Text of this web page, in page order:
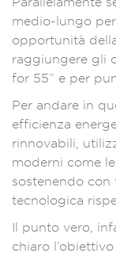
medio-lungo
opportunità
raggiungere gli
for 55” e per
Per andare in
efficienza
rinnovabili,
moderni come
sostenendo con
tecnologica
Il punto vero,
chiaro